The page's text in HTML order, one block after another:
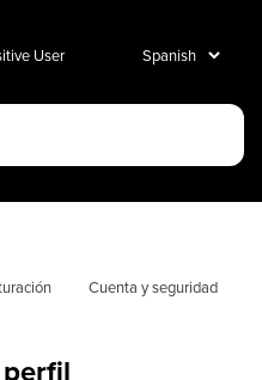
User
Cuenta y seguridad